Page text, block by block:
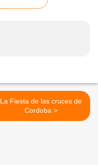
La Fiesta de las cruces de
Cordoba >